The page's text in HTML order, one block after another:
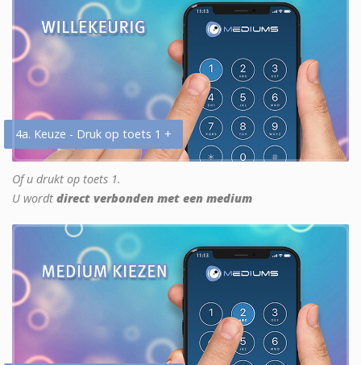
4a. Keuze - Druk op toets 1 +
Of u drukt op toets 1.
U wordt direct verbonden met een medium